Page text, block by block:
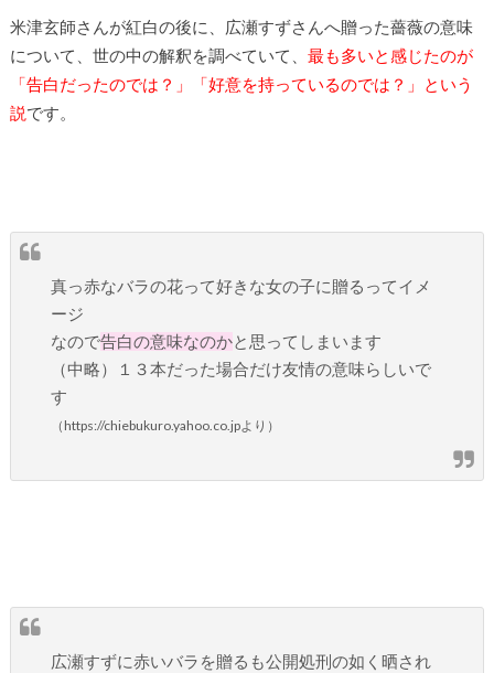
米津玄師さんが紅白の後に、広瀬すずさんへ贈った薔薇の意味
について、世の中の解釈を調べていて、 最も多いと感じたのが
「告白だったのでは？」「好意を持っているのでは？」という
説です。
真っ赤なバラの花って好きな女の子に贈るってイメ
ージ
なので告白の意味なのかと思ってしまいます
（中略）１３本だった場合だけ友情の意味らしいで
す
（https://chiebukuro.yahoo.co.jpより）
広瀬すずに赤いバラを贈るも公開処刑の如く晒され